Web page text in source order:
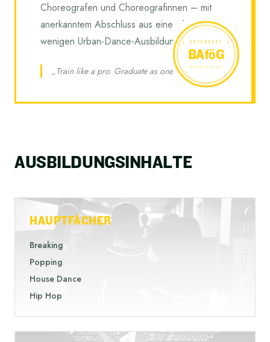
Choreografen und Choreografinnen – mit
anerkanntem Abschluss aus einer der
wenigen Urban-Dance-Ausbildungen Europas.
„Train like a pro. Graduate as one.“
★ GEFÖRDERT ★
BAföG
BERECHTIGT
AUSBILDUNGSINHALTE
HAUPTFÄCHER
Breaking
Popping
House Dance
Hip Hop